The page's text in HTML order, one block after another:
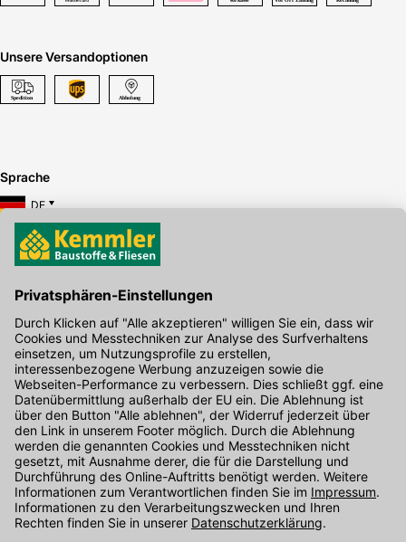
Unsere Versandoptionen
Sprache
DE
Hier gibt's die kostenlose App
Kontakt
Unser Onlineshop Team ist montags bis freitags von 08:00 - 17:00
Uhr unter der Telefonnummer07071 / 151-151für Sie erreichbar.
Alternativ können Sie unser Kontaktformular nutzen.
Den Kontakt direkt in unsere Niederlassungen finden Sie